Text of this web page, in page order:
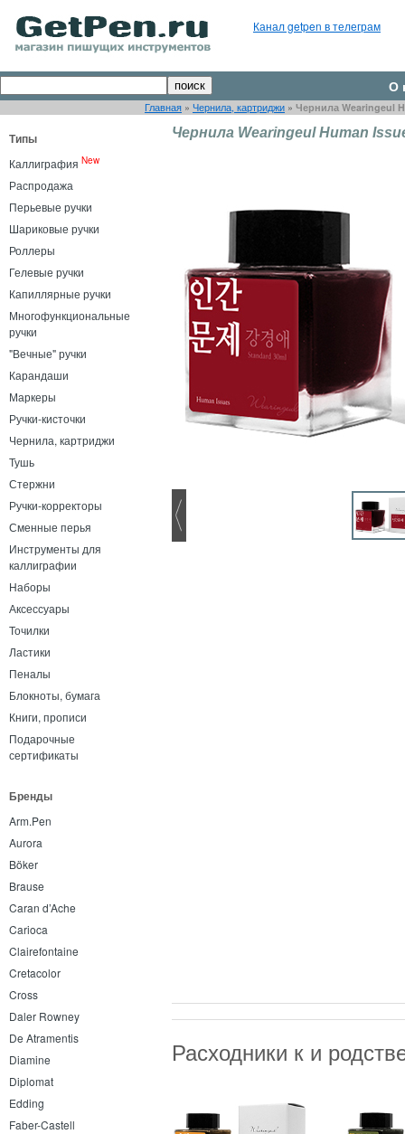
Канал getpen в телеграм
О
Главная » Чернила, картриджи » Чернила Wearingeul
Типы
Каллиграфия New
Распродажа
Перьевые ручки
Шариковые ручки
Роллеры
Гелевые ручки
Капиллярные ручки
Многофункциональные
ручки
"Вечные" ручки
Карандаши
Маркеры
Ручки-кисточки
Чернила, картриджи
Тушь
Стержни
Ручки-корректоры
Сменные перья
Инструменты для
каллиграфии
Наборы
Аксессуары
Точилки
Ластики
Пеналы
Блокноты, бумага
Книги, прописи
Подарочные
сертификаты
Бренды
Arm.Pen
Aurora
Böker
Brause
Caran d’Ache
Carioca
Clairefontaine
Cretacolor
Cross
Daler Rowney
De Atramentis
Diamine
Diplomat
Edding
Faber-Castell
Чернила Wearingeul Human
Расходники к и